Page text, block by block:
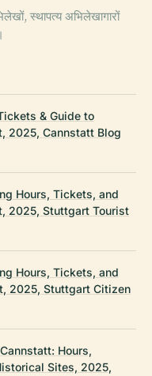
स्थापत्य अभिलेखागारों
& Guide to
2025, Cannstatt Blog
Hours, Tickets, and
2025, Stuttgart Tourist
Hours, Tickets, and
2025, Stuttgart Citizen
Hours,
Sites, 2025,